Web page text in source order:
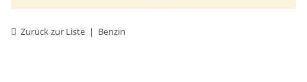
Zurück zur Liste Benzin